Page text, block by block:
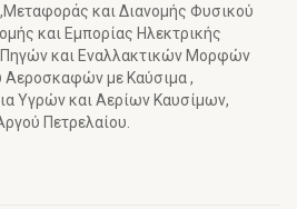
και Διανομής Φυσικού
και Εμπορίας Ηλεκτρικής
και Εναλλακτικών Μορφών
Αεροσκαφών με Καύσιμα ,
Υγρών και Αερίων Καυσίμων,
Πετρελαίου.